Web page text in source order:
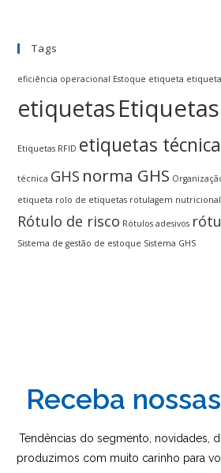
Tags
eficiência operacional Estoque etiqueta
etiquetas
Etiquetas RFID etiquetas
técnica GHS norma GHS
etiqueta rolo de etiquetas rotulagem nutricional
Rótulo de risco Rótulos adesivos
Sistema de gestão de estoque Sistema GHS
Receba
Tendências do segmento, novidades,
produzimos com muito carinho para